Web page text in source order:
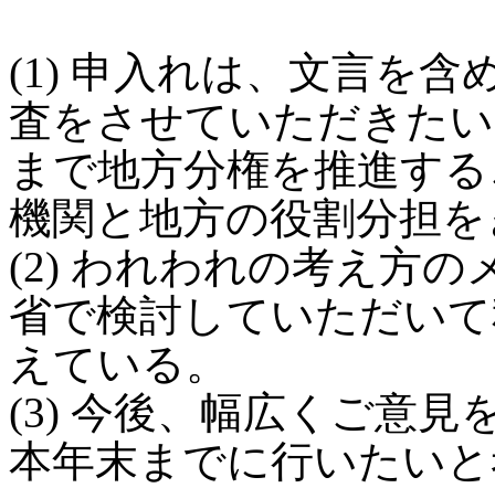
(1) 申入れは、文言を含
査をさせていただきた
まで地方分権を推進す
機関と地方の役割分担
(2) われわれの考え方の
省で検討していただい
えている。
(3) 今後、幅広くご意見
本年末までに行いたい